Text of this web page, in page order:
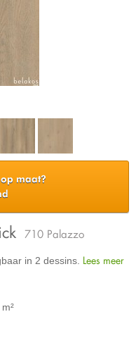
maat?
710 Palazzo
in 2 dessins. Lees meer